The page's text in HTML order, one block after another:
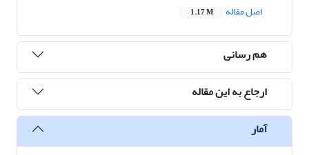
اصل مقاله
1.17 M
هم رسانی
ارجاع به این مقاله
آمار